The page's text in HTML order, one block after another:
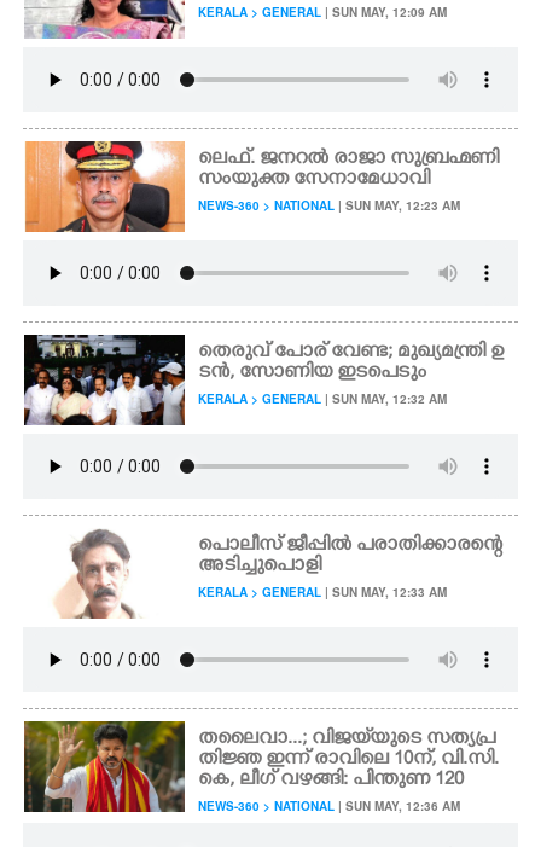
KERALA > GENERAL | SUN MAY, 12:09 AM
ലെഫ്. ജനറൽ രാജാ സുബ്രഹ്മണി
സംയുക്ത സേനാമേധാവി
NEWS-360 > NATIONAL | SUN MAY, 12:23 AM
തെരുവ് പോര് വേണ്ട; മുഖ്യമന്ത്രി ഉ
ടൻ,​ സോണിയ ഇടപെടും
KERALA > GENERAL | SUN MAY, 12:32 AM
പൊലീസ് ജീപ്പിൽ പരാതിക്കാരന്റെ
അടിച്ചുപൊളി
KERALA > GENERAL | SUN MAY, 12:33 AM
തലൈവാ...; വിജയ്‌യുടെ സത്യപ്ര
തിജ്ഞ ഇന്ന് രാവിലെ 10ന്, വി.സി.
കെ, ലീഗ് വഴങ്ങി: പിന്തുണ 120
NEWS-360 > NATIONAL | SUN MAY, 12:36 AM